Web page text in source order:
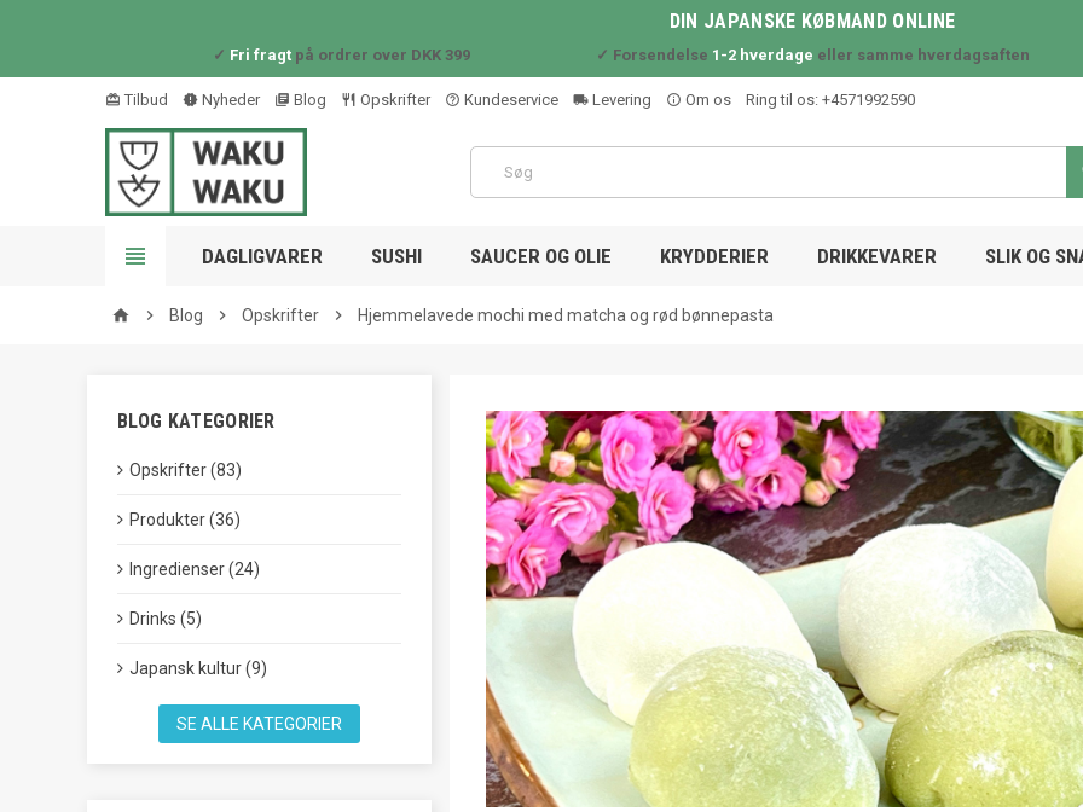
DIN JAPANSKE KØBMAND ONLINE
✓ Fri fragtpå ordrer over DKK 399 ✓ Forsendelse 1-2 hverdage eller samme hverdagsaften
card_giftcard Tilbud new_releases Nyheder library_books Blog restaurant_outline
Opskrifter help_outline Kundeservice local_shipping Levering info_outline Om os Ring til os: +4571992590
 DAGLIGVARER SUSHI SAUCER OG OLIE KRYDDERIER DRIKKEVARER SLIK OG
home  Blog  Opskrifter  Hjemmelavede mochi med matcha og rød bønnepasta
BLOG KATEGORIER
Opskrifter (83)
Produkter (36)
Ingredienser (24)
Drinks (5)
Japansk kultur (9)
SE ALLE KATEGORIER